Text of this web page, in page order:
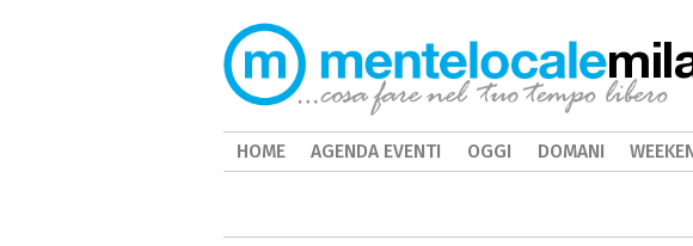
HOME AGENDA EVENTI OGGI DOMANI